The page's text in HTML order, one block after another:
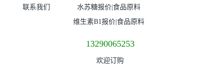
联系我们
水苏糖报价|食品原料
维生素B1报价|食品原料
13290065253
欢迎订购